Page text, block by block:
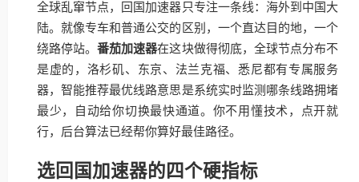
全球乱窜节点，回国加速器只专注一条线：海外到中国大
陆。就像专车和普通公交的区别，一个直达目的地，一个
绕路停站。番茄加速器在这块做得彻底，全球节点分布不
是虚的，洛杉矶、东京、法兰克福、悉尼都有专属服务
器，智能推荐最优线路意思是系统实时监测哪条线路拥堵
最少，自动给你切换最快通道。你不用懂技术，点开就
行，后台算法已经帮你算好最佳路径。
选回国加速器的四个硬指标